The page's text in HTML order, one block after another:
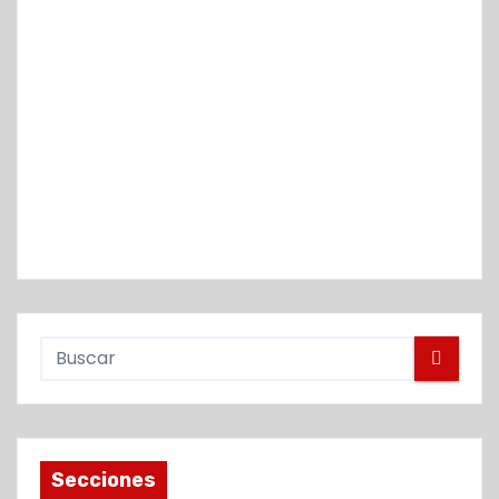
Secciones